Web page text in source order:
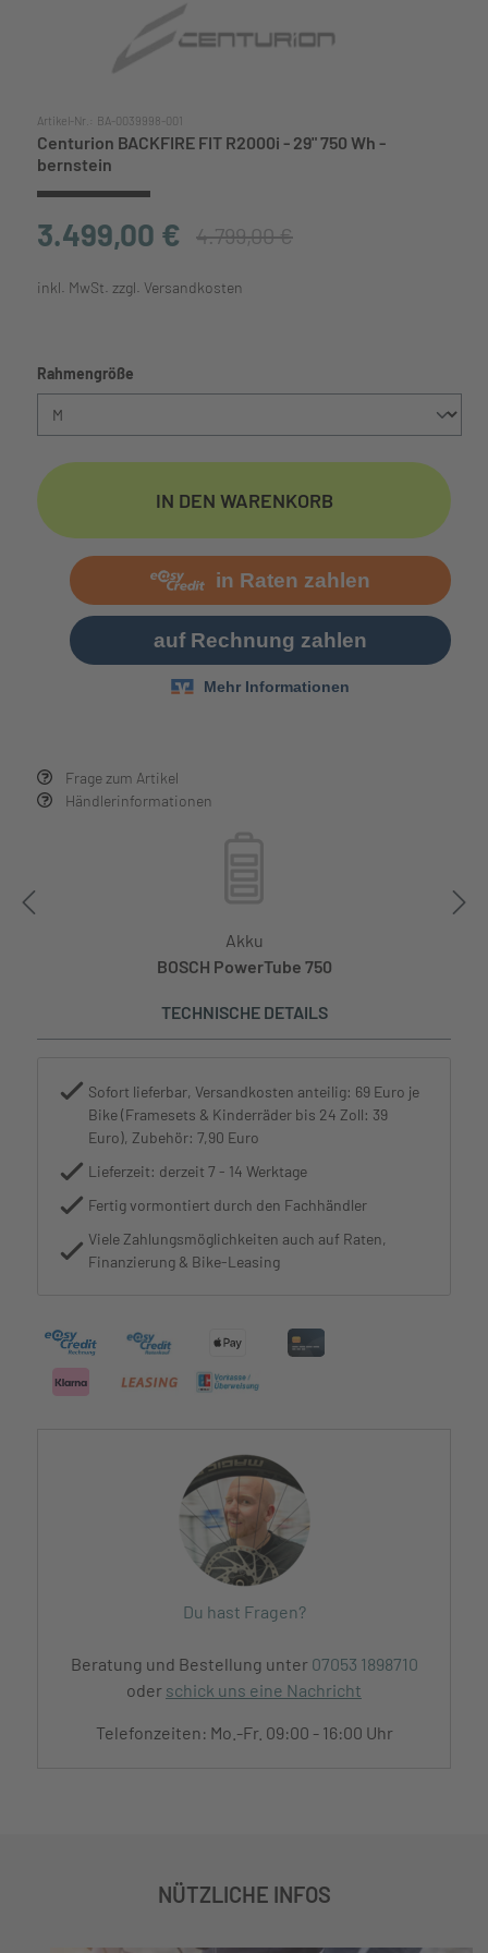
Artikel-Nr.: BA-0039998-001
Centurion BACKFIRE FIT R2000i - 29" 750 Wh -
bernstein
3.499,00 € 4.799,00 €
inkl. MwSt. zzgl. Versandkosten
Frage zum Artikel
Händlerinformationen
Rahmengröße
IN DEN WARENKORB
Akku
BOSCH PowerTube 750
TECHNISCHE DETAILS
Sofort lieferbar, Versandkosten anteilig: 69 Euro je
Bike (Framesets & Kinderräder bis 24 Zoll: 39
Euro), Zubehör: 7,90 Euro
Lieferzeit: derzeit 7 - 14 Werktage
Fertig vormontiert durch den Fachhändler
Viele Zahlungsmöglichkeiten auch auf Raten,
Finanzierung & Bike-Leasing
Du hast Fragen?
Beratung und Bestellung unter 07053 1898710
oder schick uns eine Nachricht
Telefonzeiten: Mo.-Fr. 09:00 - 16:00 Uhr
NÜTZLICHE INFOS